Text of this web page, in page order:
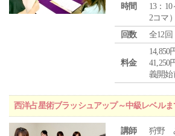
時間
13：10
2コマ）
回数
全12回
料金
14,850
41,250
義開始
西洋占星術ブラッシュアップ～中級レベル
講師 狩野